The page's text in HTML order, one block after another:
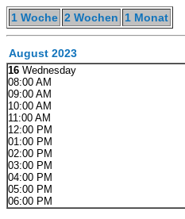
1 Woche 2 Wochen 1 Monat
August 2023
16 Wednesday
08:00 AM
09:00 AM
10:00 AM
11:00 AM
12:00 PM
01:00 PM
02:00 PM
03:00 PM
04:00 PM
05:00 PM
06:00 PM